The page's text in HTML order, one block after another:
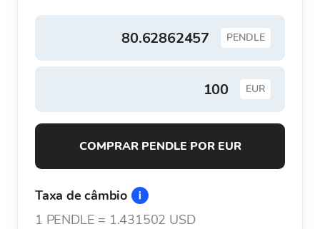
PENDLE
EUR
COMPRAR PENDLE POR EUR
Taxa de câmbio
1 PENDLE = 1.431502 USD